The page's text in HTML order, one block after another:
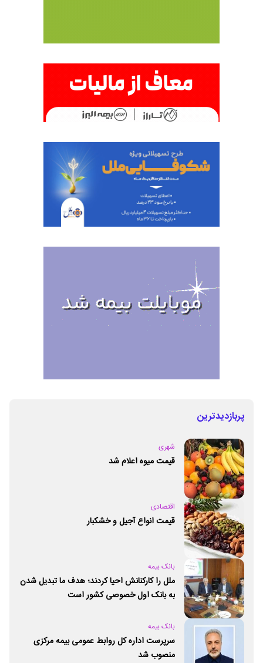
پربازدیدترین
شهری
قیمت میوه اعلام شد
اقتصادی
قیمت انواع آجیل و خشکبار
بانک بیمه
ملل را کارکنانش احیا کردند؛ هدف ما تبدیل شدن
به بانک اول خصوصی کشور است
بانک بیمه
سرپرست اداره کل روابط عمومی بیمه مرکزی
منصوب شد